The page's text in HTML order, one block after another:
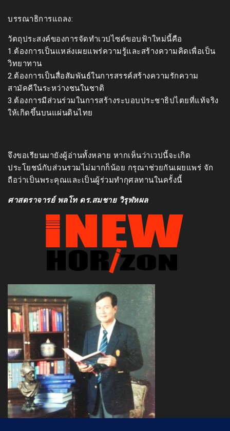
บรรณาธิการแถลง:
วัตถุประสงค์ของการจัดทำเวปไซด์ขอบฟ้าใหม่นี้คือ
1.ต้องการเป็นแหล่งเผยแพร่ความรู้และสร้างความคิดเพื่อเป็น
วิทยาทาน
2.ต้องการเป็นสื่อสัมพันธ์ในการสรรค์สร้างความรักความ
สามัคคีในระหว่างชนในชาติ
3.ต้องการมีส่วนร่วมในการสร้างระบอบประชาธิปไตยที่แท้จริง
ให้เกิดขึ้นบนแผ่นดินไทย
จึงขอเรียนมายังผู้อ่านทั้งหลาย หากเห็นว่าเวปนี้จะเกิด
ประโยชน์กับส่วนรวมไม่มากก็น้อย กรุณาช่วยกันเผยแพร่ จัก
ถือว่าเป็นพระคุณและเป็นผู้ร่วมทำกุศลทานในครั้งนี้
ศาสตราจารย์ พลโท ดร.สมชาย วิรุฬหผล